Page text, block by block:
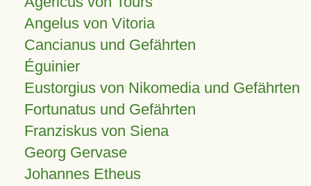
Angelus von Vitoria
Cancianus und Gefährten
Éguinier
Eustorgius von Nikomedia und Gefährten
Fortunatus und Gefährten
Franziskus von Siena
Georg Gervase
Johannes Etheus